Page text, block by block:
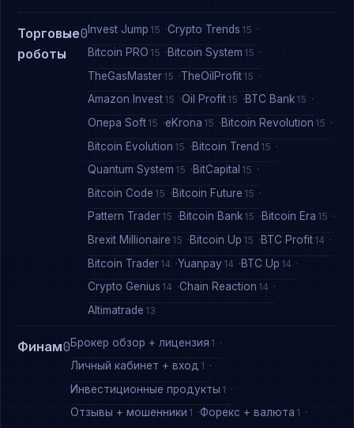
Торговые
роботы
0 Invest Jump 15 Crypto Trends 15
Bitcoin PRO 15 Bitcoin System 15
TheGasMaster 15 TheOilProfit 15
Amazon Invest 15 Oil Profit 15 BTC Bank 15
Опера Soft 15 eKrona 15 Bitcoin Revolution 15
Bitcoin Evolution 15 Bitcoin Trend 15
Quantum System 15 BitCapital 15
Bitcoin Code 15 Bitcoin Future 15
Pattern Trader 15 Bitcoin Bank 15 Bitcoin Era 15
Brexit Millionaire 15 Bitcoin Up 15 BTC Profit 14
Bitcoin Trader 14 Yuanpay 14 BTC Up 14
Crypto Genius 14 Chain Reaction 14
Altimatrade 13
Финам0Брокер обзор + лицензия 1
Личный кабинет + вход 1
Инвестиционные продукты 1
Отзывы + мошенники 1 Форекс + валюта 1